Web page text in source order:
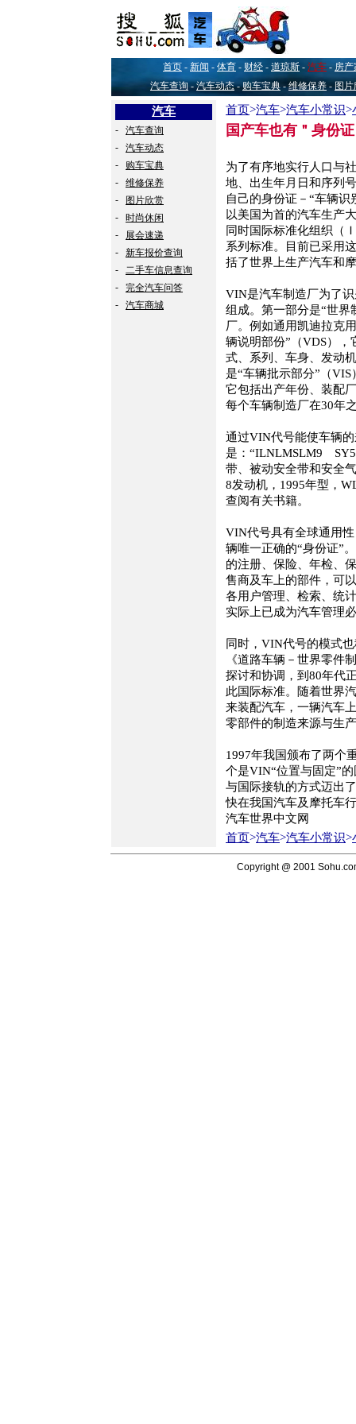
首页 - 新闻 - 体育 - 财经 - 道琼斯 - 汽车 - 房产
汽车查询 - 汽车动态 - 购车宝典 - 维修保养 - 图
汽车
-
汽车查询
-
汽车动态
-
购车宝典
-
维修保养
-
图片欣赏
-
时尚休闲
-
展会速递
-
新车报价查询
-
二手车信息查询
-
完全汽车问答
-
汽车商城
首页>汽车>汽车小常识>
国产车也有＂身份
为了有序地实行人口与
地、出生年月日和序列
自己的身份证－“车辆
以美国为首的汽车生产
同时国际标准化组织（
系列标准。目前已采用
括了世界上生产汽车和
VIN是汽车制造厂为了
组成。第一部分是“世
厂。例如通用凯迪拉克
辆说明部份”（VDS）
式、系列、车身、发动
是“车辆批示部分”（
它包括出产年份、装配
每个车辆制造厂在30年
通过VIN代号能使车辆
是：“ILNLMSLM9
带、被动安全带和安全
8发动机，1995年型，
查阅有关书籍。
VIN代号具有全球通用
辆唯一正确的“身份证”
的注册、保险、年检、
售商及车上的部件，可
各用户管理、检索、统
实际上已成为汽车管理
同时，VIN代号的模式
《道路车辆－世界零件
探讨和协调，到80年代
此国际标准。随着世界
来装配汽车，一辆汽车
零部件的制造来源与生
1997年我国颁布了两个
个是VIN“位置与固定”
与国际接轨的方式迈出
快在我国汽车及摩托车
汽车世界中文网
首页>汽车>汽车小常识>
Copyright @ 2001